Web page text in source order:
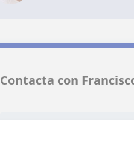
Contacta con